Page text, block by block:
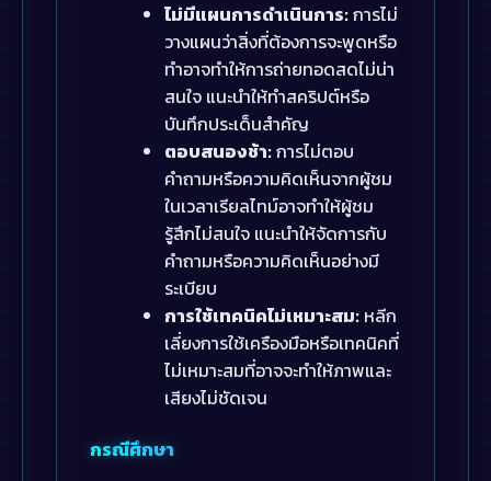
ไม่มีแผนการดำเนินการ:การไม่
วางแผนว่าสิ่งที่ต้องการจะพูดหรือ
ทำอาจทำให้การถ่ายทอดสดไม่น่า
สนใจ แนะนำให้ทำสคริปต์หรือ
บันทึกประเด็นสำคัญ
ตอบสนองช้า:การไม่ตอบ
คำถามหรือความคิดเห็นจากผู้ชม
ในเวลาเรียลไทม์อาจทำให้ผู้ชม
รู้สึกไม่สนใจ แนะนำให้จัดการกับ
คำถามหรือความคิดเห็นอย่างมี
ระเบียบ
การใช้เทคนิคไม่เหมาะสม: หลีก
เลี่ยงการใช้เครืองมือหรือเทคนิคที่
ไม่เหมาะสมที่อาจจะทำให้ภาพและ
เสียงไม่ชัดเจน
กรณีศึกษา